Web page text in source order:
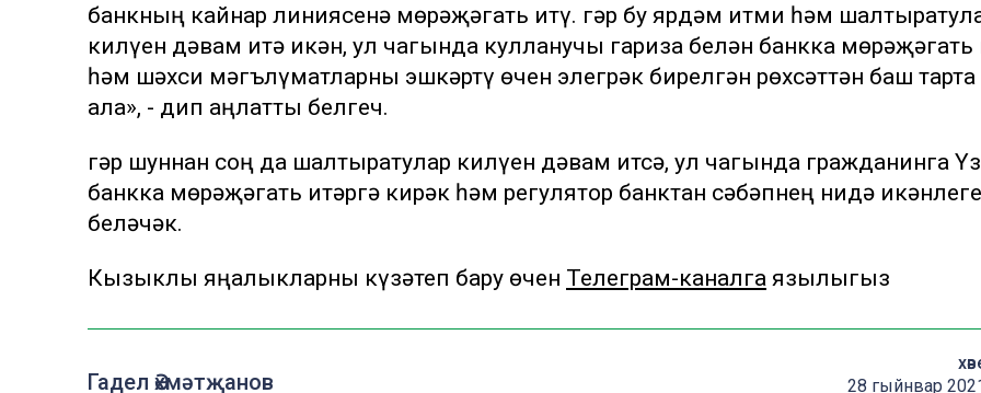
банкның кайнар линиясенә мөрәҗәгать итү. Әгәр бу ярдәм итми һәм
килүен дәвам итә икән, ул чагында кулланучы гариза белән банкка мөрәҗәгать
һәм шәхси мәгълүматларны эшкәртү өчен элегрәк бирелгән рөхсәттән баш тарта
ала», - дип аңлатты белгеч.
Әгәр шуннан соң да шалтыратулар килүен дәвам итсә, ул чагында гражданинга
банкка мөрәҗәгать итәргә кирәк һәм регулятор банктан сәбәпнең нидә
беләчәк.
Кызыклы яңалыкларны күзәтеп бару өчен Телеграм-каналга язылыгыз
Гадел Әхмәтҗанов
28 гыйнвар